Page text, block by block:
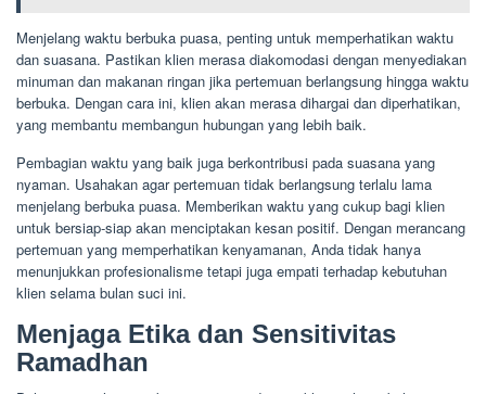
Menjelang waktu berbuka puasa, penting untuk memperhatikan waktu
dan suasana. Pastikan klien merasa diakomodasi dengan menyediakan
minuman dan makanan ringan jika pertemuan berlangsung hingga waktu
berbuka. Dengan cara ini, klien akan merasa dihargai dan diperhatikan,
yang membantu membangun hubungan yang lebih baik.
Pembagian waktu yang baik juga berkontribusi pada suasana yang
nyaman. Usahakan agar pertemuan tidak berlangsung terlalu lama
menjelang berbuka puasa. Memberikan waktu yang cukup bagi klien
untuk bersiap-siap akan menciptakan kesan positif. Dengan merancang
pertemuan yang memperhatikan kenyamanan, Anda tidak hanya
menunjukkan profesionalisme tetapi juga empati terhadap kebutuhan
klien selama bulan suci ini.
Menjaga Etika dan Sensitivitas
Ramadhan